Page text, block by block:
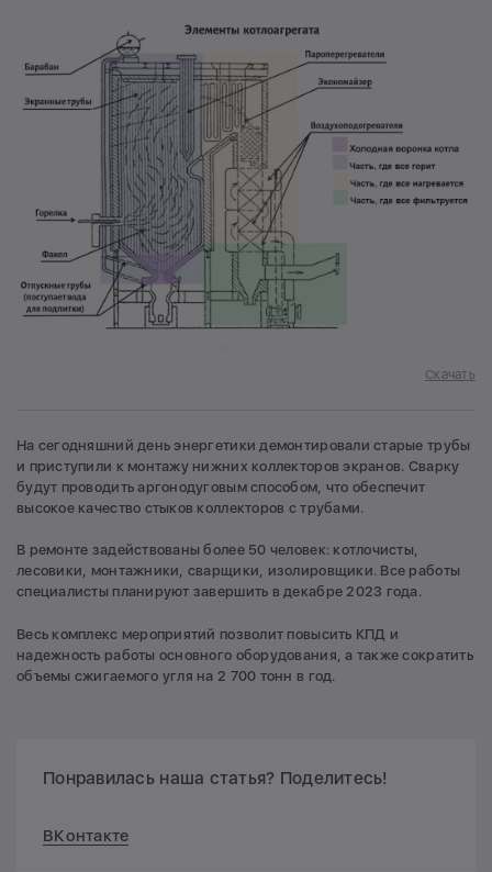
Скачать
На сегодняшний день энергетики демонтировали старые трубы
и приступили к монтажу нижних коллекторов экранов. Сварку
будут проводить аргонодуговым способом, что обеспечит
высокое качество стыков коллекторов с трубами.
В ремонте задействованы более 50 человек: котлочисты,
лесовики, монтажники, сварщики, изолировщики. Все работы
специалисты планируют завершить в декабре 2023 года.
Весь комплекс мероприятий позволит повысить КПД и
надежность работы основного оборудования, а также сократить
объемы сжигаемого угля на 2 700 тонн в год.
Понравилась наша статья? Поделитесь!
ВКонтакте